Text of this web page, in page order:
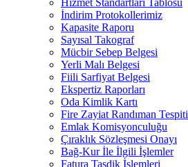
Hizmet Standartları Tablosu
İndirim Protokollerimiz
Kapasite Raporu
Sayısal Takograf
Mücbir Sebep Belgesi
Yerli Malı Belgesi
Fiili Sarfiyat Belgesi
Ekspertiz Raporları
Oda Kimlik Kartı
Fire Zayiat Randıman Tespiti
Emlak Komisyonculuğu
Çıraklık Sözleşmesi Onayı
Bağ-Kur İle İlgili İşlemler
Fatura Tasdik İşlemleri